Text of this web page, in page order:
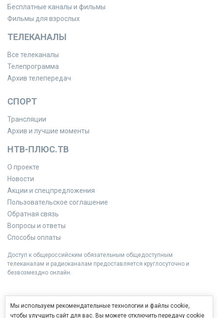
Бесплатные каналы и фильмы
Фильмы для взрослых
ТЕЛЕКАНАЛЫ
Все телеканалы
Телепрограмма
Архив телепередач
СПОРТ
Трансляции
Архив и лучшие моменты
НТВ-ПЛЮС.ТВ
О проекте
Новости
Акции и спецпредложения
Пользовательское соглашение
Обратная связь
Вопросы и ответы
Способы оплаты
Доступ к общероссийским обязательным общедоступным
телеканалам и радиоканалам предоставляется круглосуточно и
безвозмездно онлайн.
Мы используем рекомендательные технологии и файлы cookie,
чтобы улучшить сайт для вас. Вы можете отключить передачу cookie